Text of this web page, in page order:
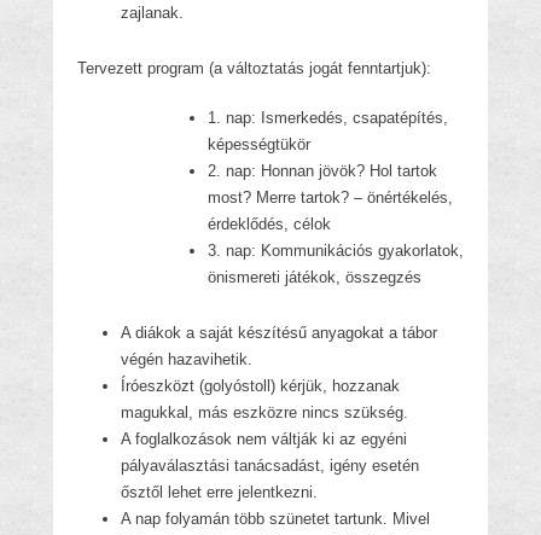
zajlanak.
Tervezett program (a változtatás jogát fenntartjuk):
1. nap: Ismerkedés, csapatépítés,
képességtükör
2. nap: Honnan jövök? Hol tartok
most? Merre tartok? – önértékelés,
érdeklődés, célok
3. nap: Kommunikációs gyakorlatok,
önismereti játékok, összegzés
A diákok a saját készítésű anyagokat a tábor
végén hazavihetik.
Íróeszközt (golyóstoll) kérjük, hozzanak
magukkal, más eszközre nincs szükség.
A foglalkozások nem váltják ki az egyéni
pályaválasztási tanácsadást, igény esetén
ősztől lehet erre jelentkezni.
A nap folyamán több szünetet tartunk. Mivel